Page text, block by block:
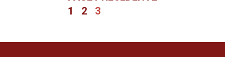
1
2 3